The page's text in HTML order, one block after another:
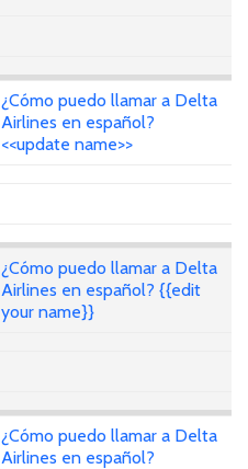
¿Cómo puedo llamar a Delta
Airlines en español?
<<update name>>
¿Cómo puedo llamar a Delta
Airlines en español? {{edit
your name}}
¿Cómo puedo llamar a Delta
Airlines en español?